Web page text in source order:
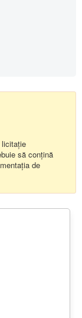
licitație
să conțină
de